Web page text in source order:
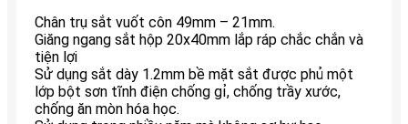
Chân trụ sắt vuốt côn 49mm – 21mm.
Giăng ngang sắt hộp 20x40mm lắp ráp chắc chắn và
tiện lợi
Sử dụng sắt dày 1.2mm bề mặt sắt được phủ một
lớp bột sơn tĩnh điện chống gỉ, chống trầy xước,
chống ăn mòn hóa học.